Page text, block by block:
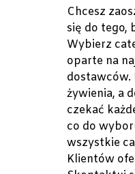
Chcesz
się do tego,
Wybierz
oparte na
dostawców.
żywienia, a
czekać
co do
wszystkie
Klientów